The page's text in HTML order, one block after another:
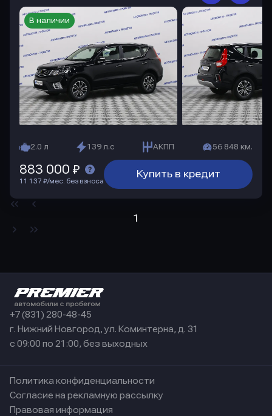
2.0 л 139 л.с АКПП 56 848 км.
В наличии
Купить в кредит
883 000 ₽
11 137 ₽/мес. без взноса
1
+7 (831) 280-48-45
г. Нижний Новгород, ул. Коминтерна, д. 31
с 09:00 по 21:00, без выходных
Политика конфиденциальности
Согласие на рекламную рассылку
Правовая информация